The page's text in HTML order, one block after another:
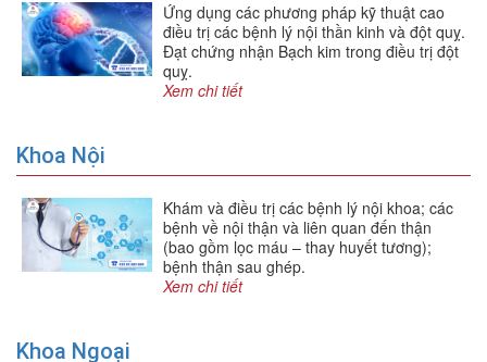
Ứng dụng các phương pháp kỹ thuật cao
điều trị các bệnh lý nội thần kinh và đột quỵ.
Đạt chứng nhận Bạch kim trong điều trị đột
quỵ.
Xem chi tiết
Khoa Nội
Khám và điều trị các bệnh lý nội khoa; các
bệnh về nội thận và liên quan đến thận
(bao gồm lọc máu – thay huyết tương);
bệnh thận sau ghép.
Xem chi tiết
Khoa Ngoại